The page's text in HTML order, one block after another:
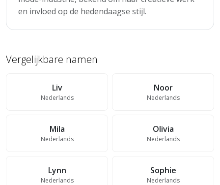
en invloed op de hedendaagse stijl.
Vergelijkbare namen
Liv
Nederlands
Noor
Nederlands
Mila
Nederlands
Olivia
Nederlands
Lynn
Nederlands
Sophie
Nederlands